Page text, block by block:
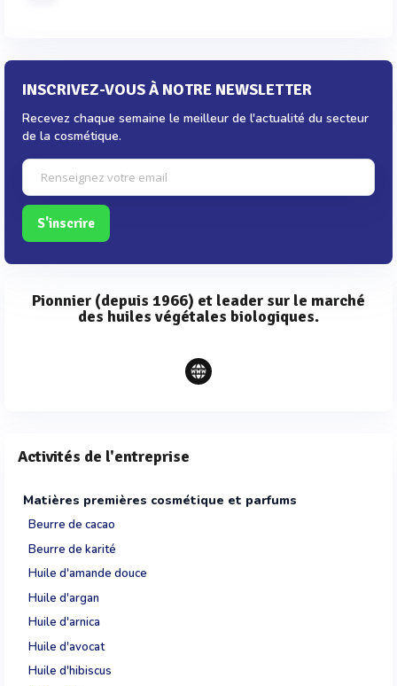
INSCRIVEZ-VOUS À NOTRE NEWSLETTER
Recevez chaque semaine le meilleur de l'actualité du secteur
de la cosmétique.
S'inscrire
Pionnier (depuis 1966) et leader sur le marché
des huiles végétales biologiques.
Activités de l'entreprise
Matières premières cosmétique et parfums
Beurre de cacao
Beurre de karité
Huile d'amande douce
Huile d'argan
Huile d'arnica
Huile d'avocat
Huile d'hibiscus